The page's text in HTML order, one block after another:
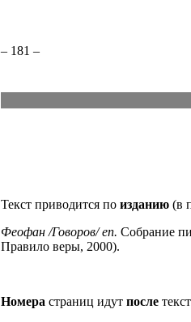
– 181 –
Текст приводится по изданию(в
Феофан /Говоров/ еп. Собрание
Правило веры, 2000).
Номера страниц идут после